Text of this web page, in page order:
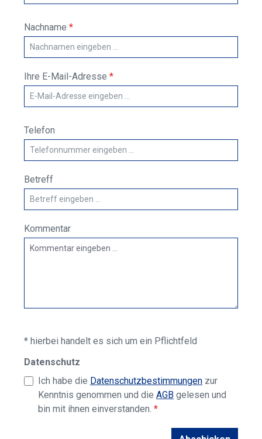
Nachname *
Ihre E-Mail-Adresse *
Telefon
Betreff
Kommentar
* hierbei handelt es sich um ein Pflichtfeld
Datenschutz
Ich habe die Datenschutzbestimmungen zur
Kenntnis genommen und die AGB gelesen und
bin mit ihnen einverstanden. *